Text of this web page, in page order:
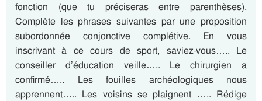
fonction (que tu préciseras entre parenthèses).
Complète les phrases suivantes par une proposition
subordonnée conjonctive complétive. En vous
inscrivant à ce cours de sport, saviez-vous….. Le
conseiller d’éducation veille….. Le chirurgien a
confirmé….. Les fouilles archéologiques nous
apprennent….. Les voisins se plaignent ….. Rédige